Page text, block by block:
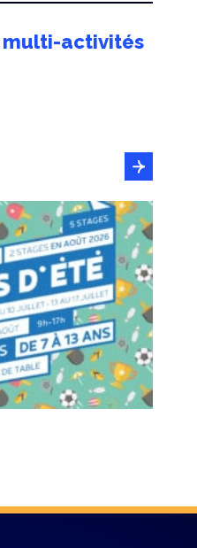
multi-activités